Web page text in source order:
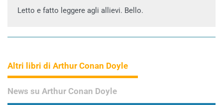
Letto e fatto leggere agli allievi. Bello.
Altri libri di Arthur Conan Doyle
News su Arthur Conan Doyle